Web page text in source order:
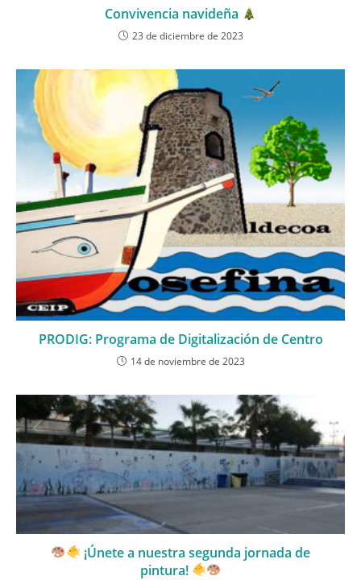
Convivencia navideña
23 de diciembre de 2023
PRODIG: Programa de Digitalización de Centro
14 de noviembre de 2023
¡Únete a nuestra segunda jornada de
pintura!